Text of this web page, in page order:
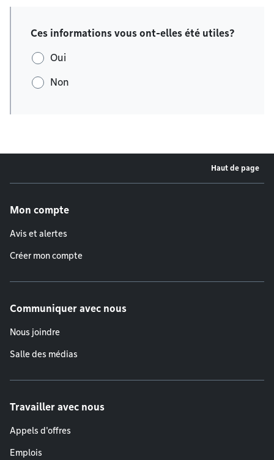
Ces informations vous ont-elles été utiles?
Oui
Non
Haut de page
Mon compte
Avis et alertes
Créer mon compte
Communiquer avec nous
Nous joindre
Salle des médias
Travailler avec nous
Appels d'offres
Emplois